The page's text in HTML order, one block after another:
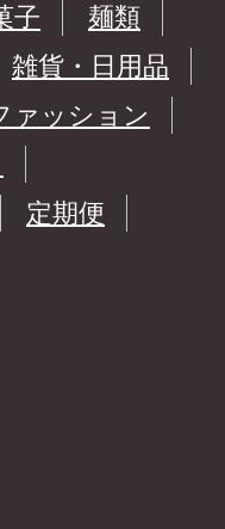
子
麺類
雑貨・日用品
ァッション
定期便